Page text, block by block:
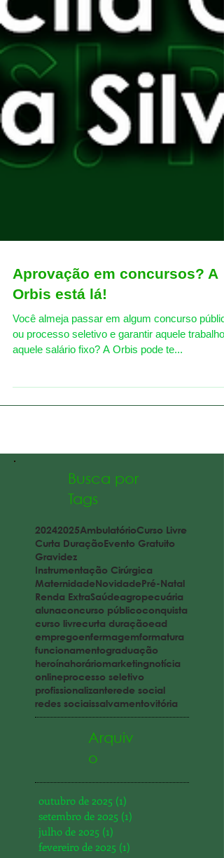
Aprovação em concursos? A
Orbis está lá!
Você almeja passar em algum concurso
ou processo seletivo e garantir aquele trabalho
Busca por
20242025 Ambulatório
Curta DuraçãoEvento Gratuito
Gravidez
Instrumentação Cirúrgica
MaternidadeNovidadePré-Natal
Renda ExtraSaúdeagropecuária
alunaconcurso públicoconquista
curso livrecurta duraçãoead
empregoenfermagemformatura
funcionamento graduação
heroínahoráriomarketing notícia
online processo seletivo
Arquiv
o
outubro de 2025 (1)1 post
setembro de 2025 (1)
julho de 2025 (1)1 post